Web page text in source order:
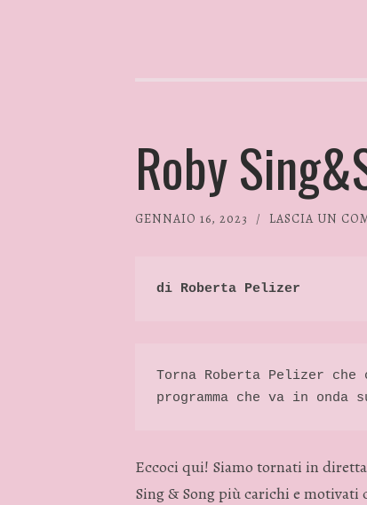
Roby
GENNAIO 16, 2023 / LASCIA UN
di Roberta Pelizer
Torna Roberta Pelizer
programma che va in onda
Eccoci qui! Siamo tornati in
Sing & Song più carichi e motivati